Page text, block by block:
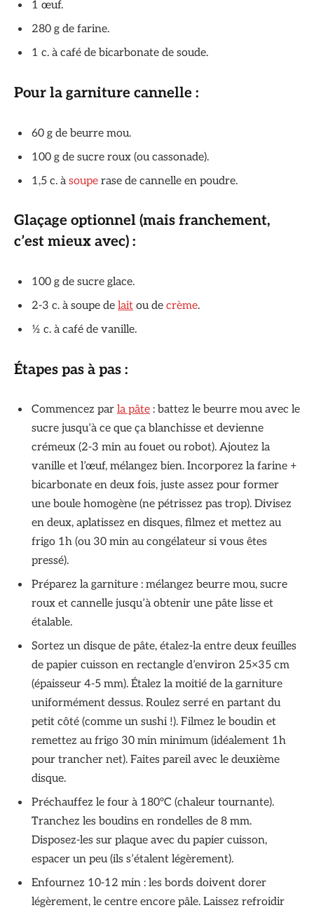
1 œuf.
280 g de farine.
1 c. à café de bicarbonate de soude.
Pour la garniture cannelle :
60 g de beurre mou.
100 g de sucre roux (ou cassonade).
1,5 c. à soupe rase de cannelle en poudre.
Glaçage optionnel (mais franchement,
c’est mieux avec) :
100 g de sucre glace.
2-3 c. à soupe de lait ou de crème.
½ c. à café de vanille.
Étapes pas à pas :
Commencez par la pâte : battez le beurre mou avec le
sucre jusqu’à ce que ça blanchisse et devienne
crémeux (2-3 min au fouet ou robot). Ajoutez la
vanille et l’œuf, mélangez bien. Incorporez la farine +
bicarbonate en deux fois, juste assez pour former
une boule homogène (ne pétrissez pas trop). Divisez
en deux, aplatissez en disques, filmez et mettez au
frigo 1h (ou 30 min au congélateur si vous êtes
pressé).
Préparez la garniture : mélangez beurre mou, sucre
roux et cannelle jusqu’à obtenir une pâte lisse et
étalable.
Sortez un disque de pâte, étalez-la entre deux feuilles
de papier cuisson en rectangle d’environ 25×35 cm
(épaisseur 4-5 mm). Étalez la moitié de la garniture
uniformément dessus. Roulez serré en partant du
petit côté (comme un sushi !). Filmez le boudin et
remettez au frigo 30 min minimum (idéalement 1h
pour trancher net). Faites pareil avec le deuxième
disque.
Préchauffez le four à 180°C (chaleur tournante).
Tranchez les boudins en rondelles de 8 mm.
Disposez-les sur plaque avec du papier cuisson,
espacer un peu (ils s’étalent légèrement).
Enfournez 10-12 min : les bords doivent dorer
légèrement, le centre encore pâle. Laissez refroidir